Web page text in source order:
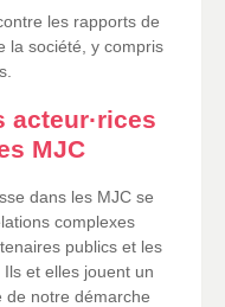
les rapports de
la société, y compris
acteur·rices
MJC
dans les MJC se
complexes
publics et les
et elles jouent un
notre démarche